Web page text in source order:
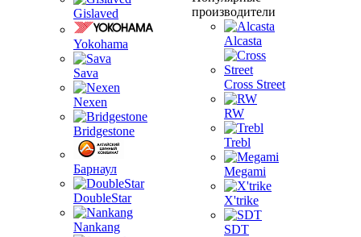
Gislaved
Yokohama
Sava
Nexen
Bridgestone
Барнаул
DoubleStar
Nankang
производители
Alcasta
Cross Street
RW
Trebl
Megami
X'trike
SDT